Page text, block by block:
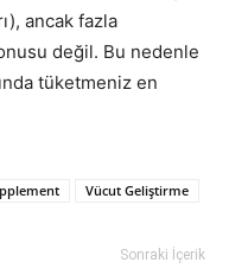
ancak fazla
değil. Bu nedenle
tüketmeniz en
Vücut Geliştirme
Sonraki İçerik